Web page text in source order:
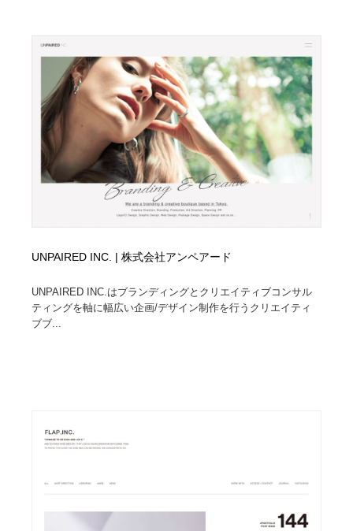
UNPAIRED INC. | 株式会社アンペアード
UNPAIRED INC.はブランディングとクリエイティブコンサル
ティングを軸に幅広い企画/デザイン制作を行うクリエイティ
ブブ...